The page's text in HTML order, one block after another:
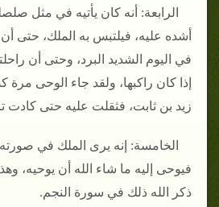
الرابعة‏:‏ أنه كان يأتيه في مثل
أشده عليه، فيلتبس به الملك، حتى
في اليوم الشديد البرد، وحتى أن
إذا كان راكبها، ولقد جاء الوحى
زيد بن ثابت، فثقلت عليه حتى كادت
الخامسة‏:‏ إنه يرى الملك في صورته
فيوحى إليه ما شاء الله أن يوحيه،
ذكر الله ذلك في سورة النجم‏.‏